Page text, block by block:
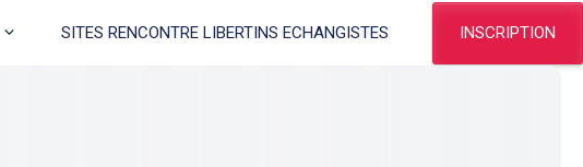
SITES RENCONTRE LIBERTINS ECHANGISTES INSCRIPTION